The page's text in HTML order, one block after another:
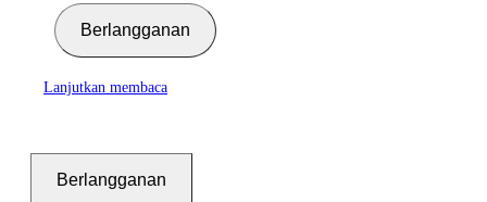
Berlangganan
Lanjutkan membaca
Berlangganan